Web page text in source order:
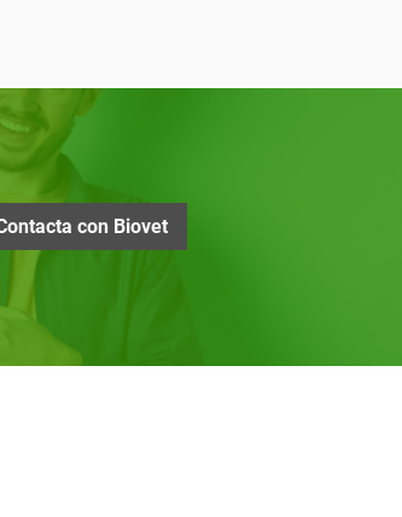
con Biovet